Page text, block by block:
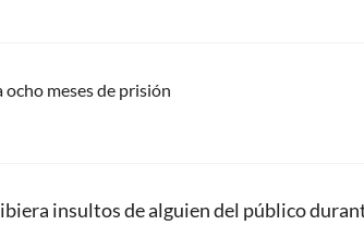
ocho meses de prisión
insultos de alguien del público